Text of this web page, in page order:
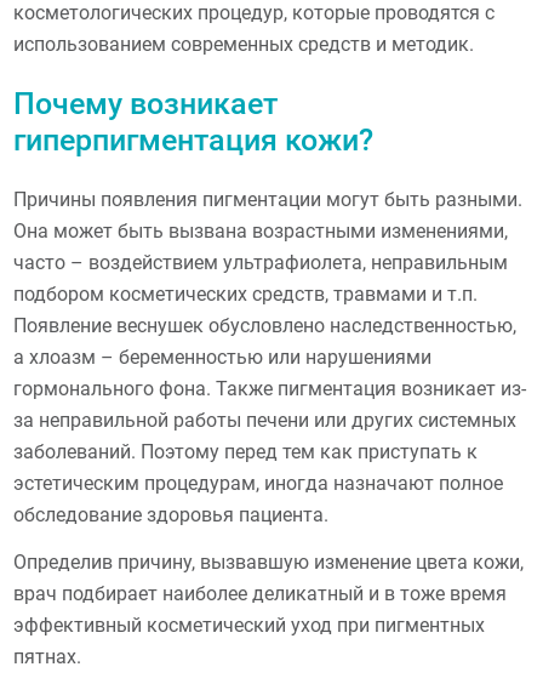
косметологических процедур, которые проводятся с
использованием современных средств и методик.
Почему возникает
гиперпигментация кожи?
Причины появления пигментации могут быть разными.
Она может быть вызвана возрастными изменениями,
часто – воздействием ультрафиолета, неправильным
подбором косметических средств, травмами и т.п.
Появление веснушек обусловлено наследственностью,
а хлоазм – беременностью или нарушениями
гормонального фона. Также пигментация возникает из-
за неправильной работы печени или других системных
заболеваний. Поэтому перед тем как приступать к
эстетическим процедурам, иногда назначают полное
обследование здоровья пациента.
Определив причину, вызвавшую изменение цвета кожи,
врач подбирает наиболее деликатный и в тоже время
эффективный косметический уход при пигментных
пятнах.